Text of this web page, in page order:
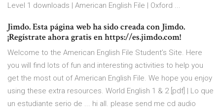
Level 1 downloads | American English File | Oxford ...
Jimdo. Esta página web ha sido creada con Jimdo.
¡Regístrate ahora gratis en https://es.jimdo.com!
Welcome to the American English File Student’s Site. Here
you will find lots of fun and interesting activities to help you
get the most out of American English File. We hope you enjoy
using these extra resources. World English 1 & 2 [pdf] | Lo que
un estudiante serio de ... hi all. please send me cd audio